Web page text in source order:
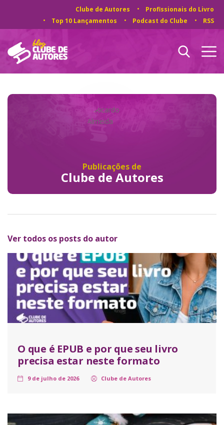
Clube de Autores
Profissionais do Livro
Top 10 Lançamentos
Podcast do Clube RSS
Publicações de
Clube de Autores
Ver todos os posts do autor
O que é EPUB e por que seu livro
precisa estar neste formato
9 de julho de 2026 Clube de Autores